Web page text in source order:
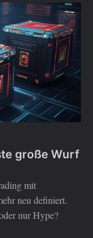
große Wurf
mit
neu definiert.
nur Hype?